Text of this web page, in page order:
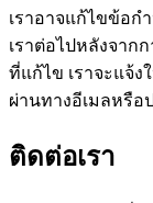
เราอาจแก้ไขข้อก
เราต่อไปหลังจาก
ที่แก้ไข เราจะแจ้
ผ่านทางอีเมลหรือ
ติดต่อเรา